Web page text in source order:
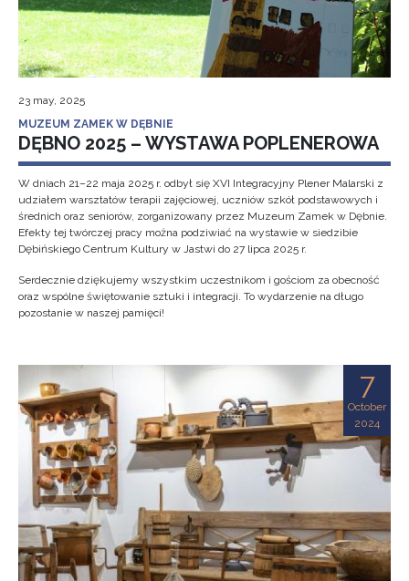
23 may, 2025
MUZEUM ZAMEK W DĘBNIE
DĘBNO 2025 – WYSTAWA POPLENEROWA
W dniach 21–22 maja 2025 r. odbył się XVI Integracyjny Plener Malarski z
udziałem warsztatów terapii zajęciowej, uczniów szkół podstawowych i
średnich oraz seniorów, zorganizowany przez Muzeum Zamek w Dębnie.
Efekty tej twórczej pracy można podziwiać na wystawie w siedzibie
Dębińskiego Centrum Kultury w Jastwi do 27 lipca 2025 r.
Serdecznie dziękujemy wszystkim uczestnikom i gościom za obecność
oraz wspólne świętowanie sztuki i integracji. To wydarzenie na długo
pozostanie w naszej pamięci!
7
October
2024